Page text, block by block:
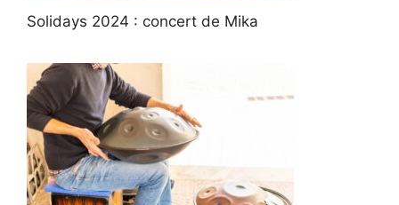
Solidays 2024 : concert de Mika